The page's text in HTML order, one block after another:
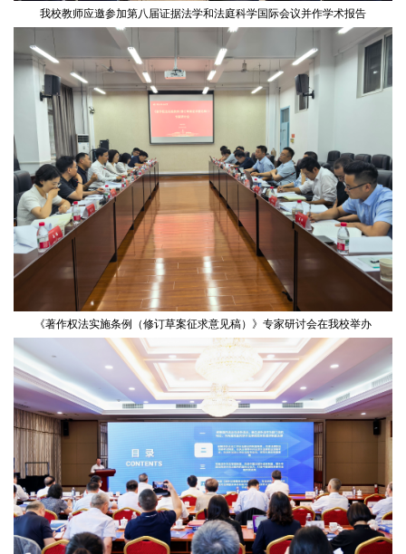
我校教师应邀参加第八届证据法学和法庭科学国际会议并作学术报告
《著作权法实施条例（修订草案征求意见稿）》专家研讨会在我校举办